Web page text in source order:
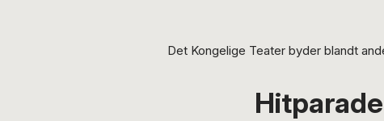
Det Kongelige Teater byder blandt
Hitparade